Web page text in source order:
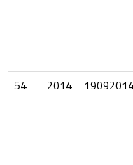
54
2014